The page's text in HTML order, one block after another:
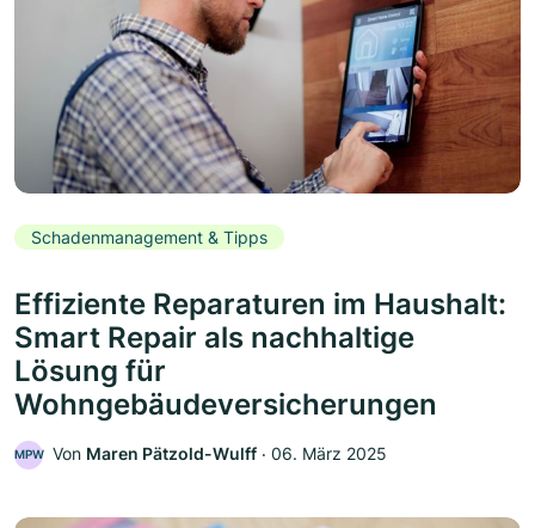
Schadenmanagement & Tipps
Effiziente Reparaturen im Haushalt:
Smart Repair als nachhaltige
Lösung für
Wohngebäudeversicherungen
MPW Von Maren Pätzold-Wulff ‧ 06. März 2025